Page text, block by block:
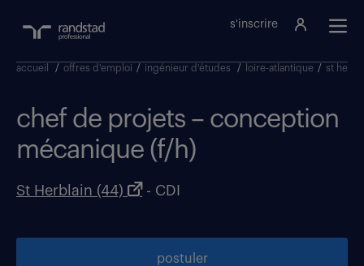
s'inscrire
accueil / offres d'emploi / ingénieur d'études / loire-atlantique / st
chef de projets – conception
mécanique (f/h)
St Herblain (44) - CDI
postuler